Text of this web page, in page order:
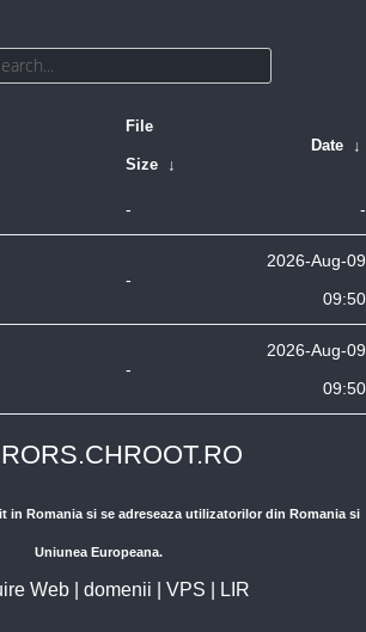
File
Size ↓
Date ↓
- -
-
2026-Aug-09
09:50
-
2026-Aug-09
09:50
in Romania si se adreseaza utilizatorilor din Romania si
Uniunea Europeana.
Web| domenii VPS LIR